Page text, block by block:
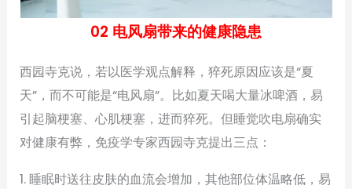
02 电风扇带来的健康隐患
西园寺克说，若以医学观点解释，猝死原因应该是“夏
天”，而不可能是“电风扇”。比如夏天喝大量冰啤酒，易
引起脑梗塞、心肌梗塞，进而猝死。但睡觉吹电扇确实
对健康有弊，免疫学专家西园寺克提出三点：
1. 睡眠时送往皮肤的血流会增加，其他部位体温略低，易